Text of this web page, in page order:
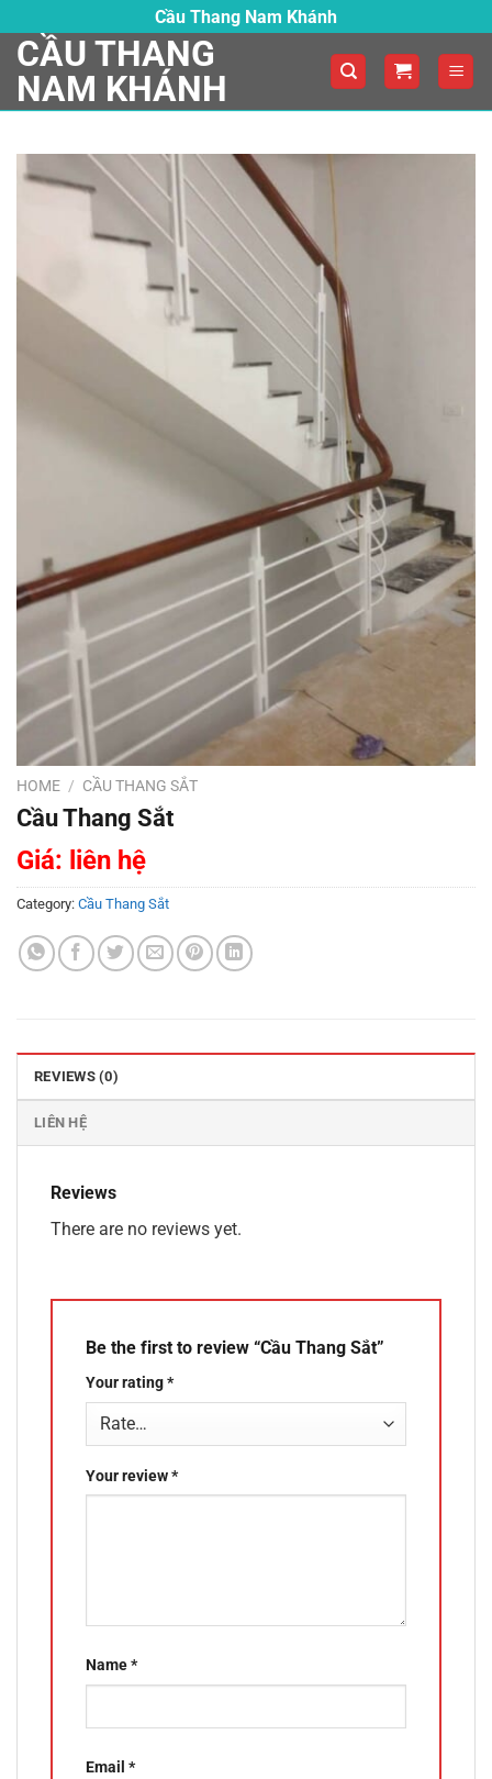
to
content
Cầu Thang Nam Khánh
CẦU THANG
NAM KHÁNH
HOME / CẦU THANG SẮT
Cầu Thang Sắt
Giá: liên hệ
Category: Cầu Thang Sắt
REVIEWS (0)
LIÊN HỆ
Reviews
There are no reviews yet.
Be the first to review “Cầu Thang Sắt”
Your rating*
Your review*
Name*
Email *